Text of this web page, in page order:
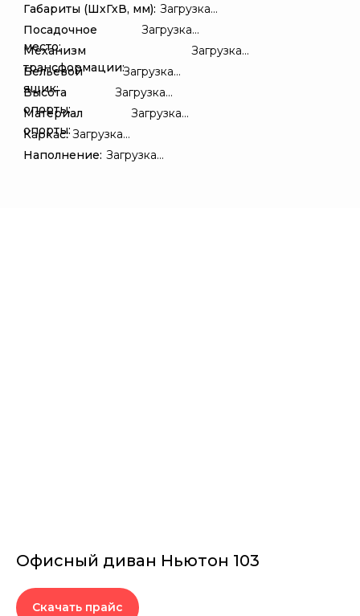
Габариты (ШхГхВ, мм): Загрузка...
Загрузка...
Посадочное
место:
Загрузка...
Механизм
трансформации:Загрузка...
Бельевой
ящик:
Загрузка...
Высота
опорты:
Загрузка...
Материал
опорты:
Загрузка...
Наполнение:
Каркас: Загрузка...
Офисный диван Ньютон 103
Скачать прайс